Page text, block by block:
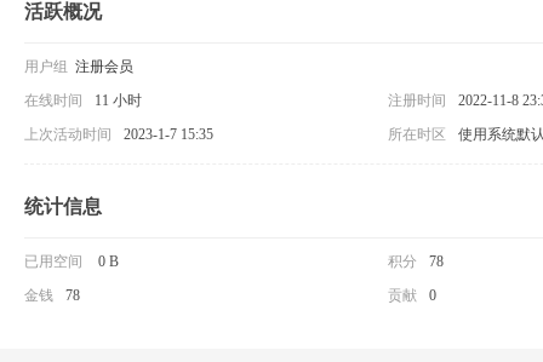
活跃概况
用户组 注册会员
在线时间
11 小时 注册时间
2022-11-8
上次活动时间
2023-1-7 15:35 所在时区 使用系统默
统计信息
已用空间 0 B 积分
78
金钱
78 贡献 0